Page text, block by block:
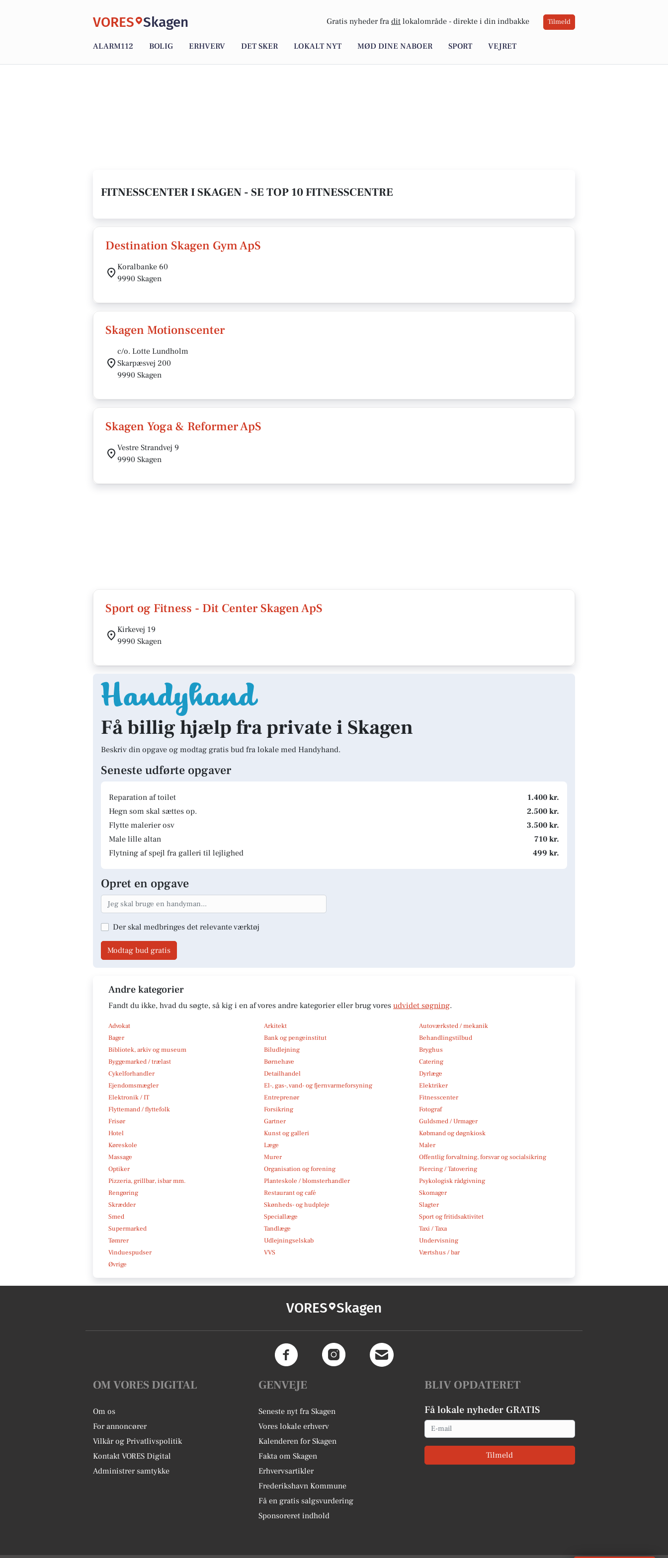
VORES Skagen Gratis nyheder fra dit lokalområde - direkte i din indbakke Tilmeld
ALARM112 BOLIG ERHVERV DET SKER LOKALT NYT MØD DINE NABOER SPORT VEJRET
FITNESSCENTER I SKAGEN - SE TOP 10 FITNESSCENTRE
Destination Skagen Gym ApS
Koralbanke 60
9990 Skagen
Skagen Motionscenter
c/o. Lotte Lundholm
Skarpæsvej 200
9990 Skagen
Skagen Yoga & Reformer ApS
Vestre Strandvej 9
9990 Skagen
Sport og Fitness - Dit Center Skagen ApS
Kirkevej 19
9990 Skagen
Få billig hjælp fra private i Skagen
Beskriv din opgave og modtag gratis bud fra lokale med Handyhand.
Seneste udførte opgaver
Reparation af toilet
1.400 kr.
Hegn som skal sættes op.
2.500 kr.
Flytte malerier osv
3.500 kr.
Male lille altan
710 kr.
Flytning af spejl fra galleri til lejlighed
499 kr.
Opret en opgave
Der skal medbringes det relevante værktøj
Modtag bud gratis
Andre kategorier
Fandt du ikke, hvad du søgte, så kig i en af vores andre kategorier eller brug vores udvidet søgning.
Advokat Arkitekt
Autoværksted / mekanik
Bager
Bank og pengeinstitut
Behandlingstilbud
Bibliotek, arkiv og museum
Biludlejning
Bryghus
Byggemarked / trælast
Børnehave
Catering
Cykelforhandler
Detailhandel
Dyrlæge
Ejendomsmægler
El-, gas-, vand- og fjernvarmeforsyning
Elektriker
Elektronik / IT
Entreprenør
Fitnesscenter
Flyttemand / flyttefolk
Forsikring
Fotograf
Frisør
Gartner
Guldsmed / Urmager
Hotel
Kunst og galleri
Købmand og døgnkiosk
Køreskole
Læge
Maler
Massage
Murer
Offentlig forvaltning, forsvar og socialsikring
Optiker
Organisation og forening
Piercing / Tatovering
Pizzeria, grillbar, isbar mm.
Planteskole / blomsterhandler
Psykologisk rådgivning
Rengøring
Restaurant og café
Skomager
Skrædder
Skønheds- og hudpleje
Slagter
Smed
Speciallæge
Sport og fritidsaktivitet
Supermarked
Tandlæge
Taxi / Taxa
Tømrer
Udlejningselskab
Undervisning
Vinduespudser
VVS
Værtshus / bar
Øvrige
VORES Skagen
OM VORES DIGITAL
Om os
For annoncører
Vilkår og Privatlivspolitik
Kontakt VORES Digital
Administrer samtykke
GENVEJE
Seneste nyt fra Skagen
Vores lokale erhverv
Kalenderen for Skagen
Fakta om Skagen
Erhvervsartikler
Frederikshavn Kommune
Få en gratis salgsvurdering
Sponsoreret indhold
BLIV OPDATERET
Få lokale nyheder GRATIS
Email
Tilmeld